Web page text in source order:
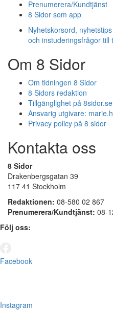
Prenumerera/Kundtjänst
8 Sidor som app
Nyhetskorsord, nyhetstips
och instuderingsfrågor till
Om 8 Sidor
Om tidningen 8 Sidor
8 Sidors redaktion
Tillgänglighet på 8sidor.se
Ansvarig utgivare:
Privacy policy på 8 sidor
Kontakta oss
8 Sidor
Drakenbergsgatan 39
117 41 Stockholm
Redaktionen: 08-580 02 867
Prenumerera/Kundtjänst: 08-
Följ oss:
Facebook
Instagram